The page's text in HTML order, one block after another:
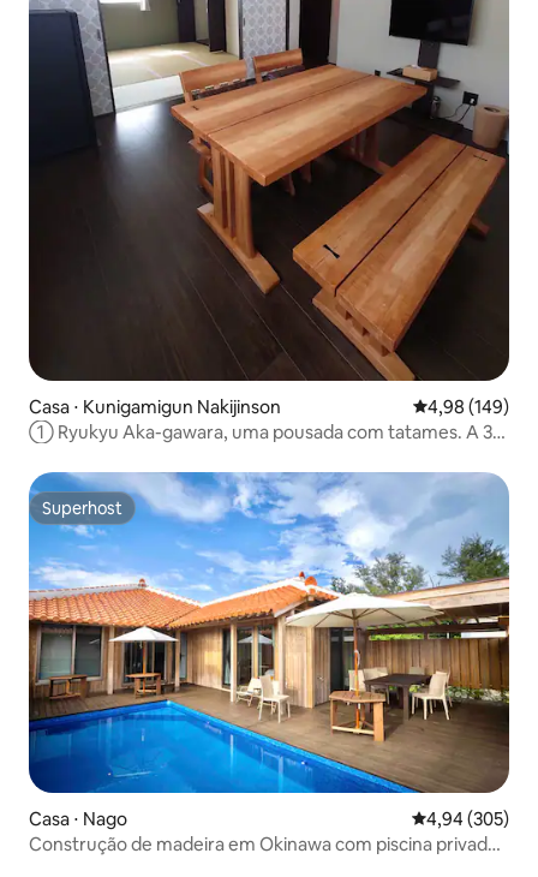
Casa ⋅ Kunigamigun Nakijinson 4,98 de uma
4,98 (149)
① Ryukyu Aka-gawara, uma pousada com tatames. A 3
espetacular. Nakijin, aluguel de uma casa.
Superhost
Superhost
Casa ⋅ Nago 4,94 de uma
4,94 (305)
Construção de madeira em Okinawa com piscina privada,